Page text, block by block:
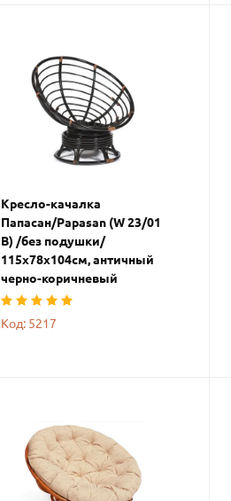
Кресло-качалка
Папасан/Papasan (W 23/01
B) /без подушки/
115х78х104см, античный
черно-коричневый
Код: 5217